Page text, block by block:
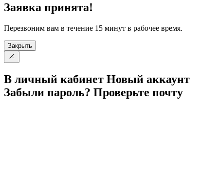
Заявка принята!
Перезвоним вам в течение 15 минут в рабочее время.
Закрыть
В личный кабинет Новый аккаунт
Забыли пароль? Проверьте почту